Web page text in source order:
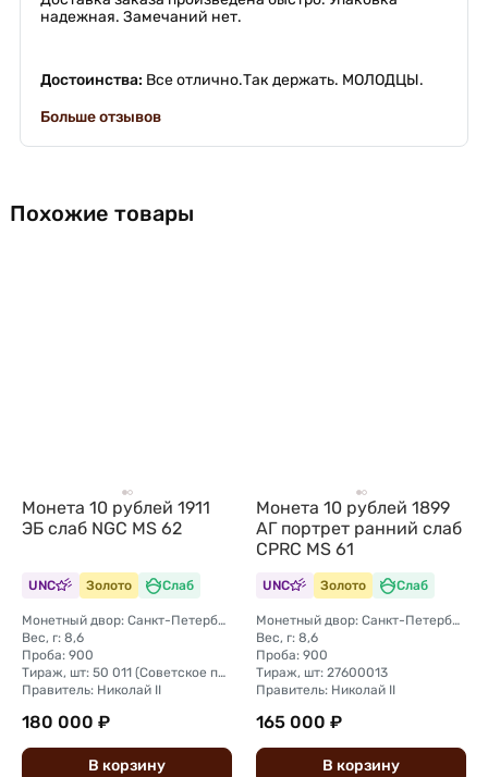
надежная. Замечаний нет.
Достоинства: Все отлично.Так держать. МОЛОДЦЫ.
Больше отзывов
Похожие товары
Монета 10 рублей 1911
ЭБ слаб NGC MS 62
UNC Золото Слаб
Монетный двор: Санкт-Петербургский монетный двор
Вес, г: 8,6
Проба: 900
Тираж, шт: 50 011 (Советское правительство с декабря 1925 г. по март 1926 г. отчеканило 2 011 000 10-ти рублевого достоинства царского образца, предположительно штемпелями 1911 г.)
Правитель: Николай II
180 000 ₽
В корзину
Монета 10 рублей 1899
АГ портрет ранний слаб
CPRC MS 61
UNC Золото Слаб
Монетный двор: Санкт-Петербургский монетный двор
Вес, г: 8,6
Проба: 900
Тираж, шт: 27600013
Правитель: Николай II
165 000 ₽
В корзину